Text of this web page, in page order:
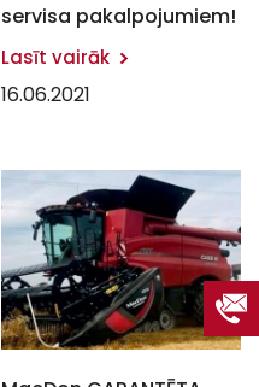
servisa pakalpojumiem!
Lasīt vairāk
16.06.2021